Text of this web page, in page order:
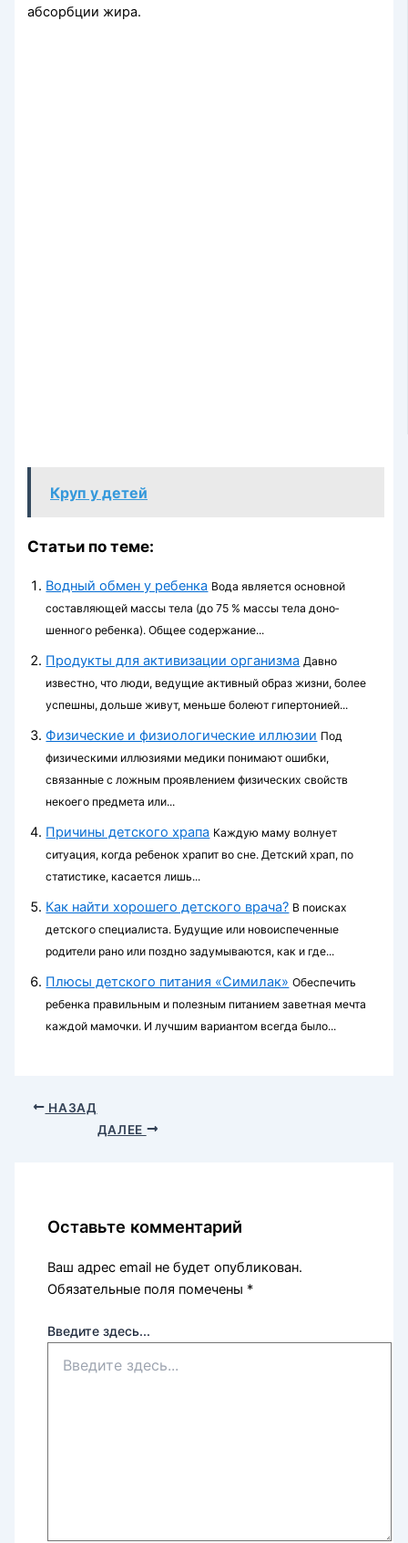
абсорбции жира.
Круп у детей
Статьи по теме:
Водный обмен у ребенка Вода является основной
составляющей массы тела (до 75 % массы тела доно­
шенного ребенка). Общее содержание...
Продукты для активизации организма Давно
известно, что люди, ведущие активный образ жизни, более
успешны, дольше живут, меньше болеют гипертонией...
Физические и физиологические иллюзии Под
физическими иллюзиями медики понимают ошибки,
связанные с ложным проявлением физических свойств
некоего предмета или...
Причины детского храпа Каждую маму волнует
ситуация, когда ребенок храпит во сне. Детский храп, по
статистике, касается лишь...
Как найти хорошего детского врача? В поисках
детского специалиста. Будущие или новоиспеченные
родители рано или поздно задумываются, как и где...
Плюсы детского питания «Симилак» Обеспечить
ребенка правильным и полезным питанием заветная мечта
каждой мамочки. И лучшим вариантом всегда было...
НАЗАД
ДАЛЕЕ
Оставьте комментарий
Ваш адрес email не будет опубликован.
Обязательные поля помечены *
Введите здесь...